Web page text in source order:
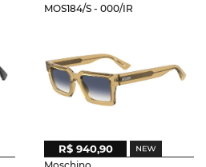
MOS184/S - 000/IR
R$ 940,90